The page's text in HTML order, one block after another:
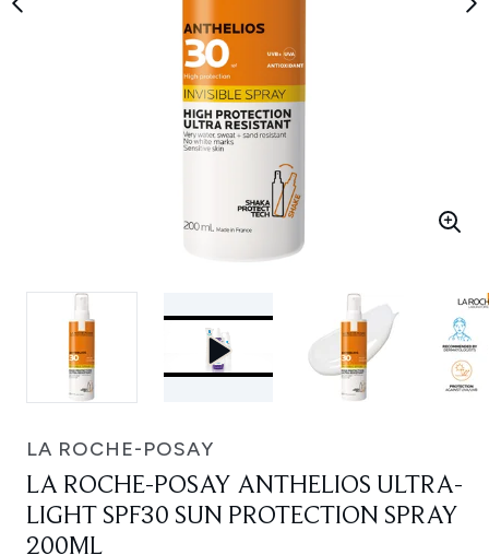
LA ROCHE-POSAY
LA ROCHE-POSAY ANTHELIOS ULTRA-
LIGHT SPF30 SUN PROTECTION SPRAY
200ML